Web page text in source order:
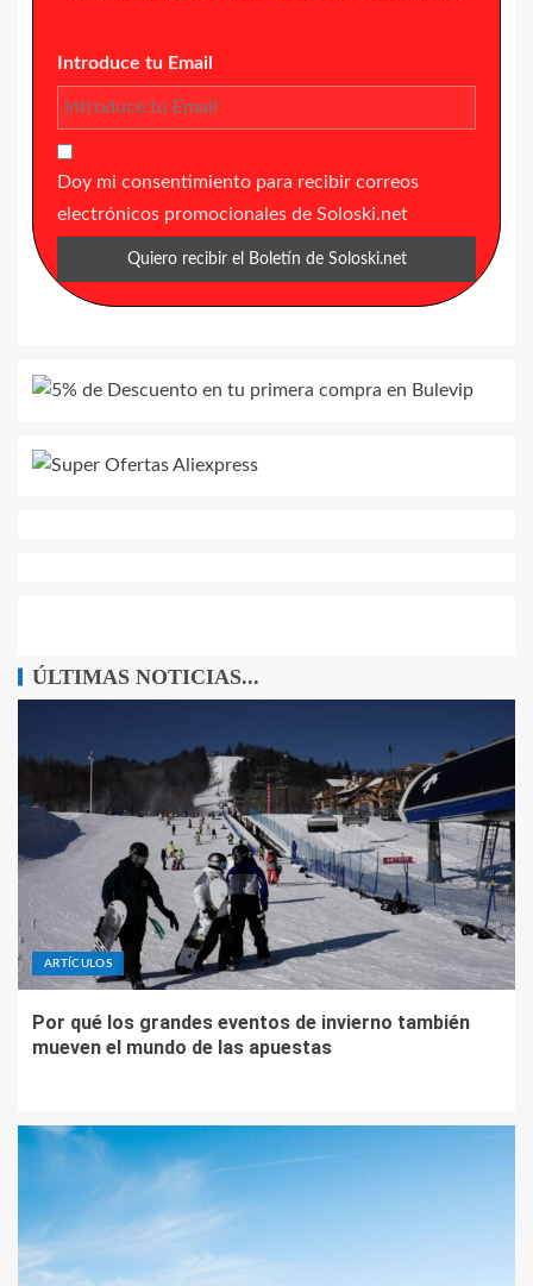
Introduce tu Email
Doy mi consentimiento para recibir correos
electrónicos promocionales de Soloski.net
ÚLTIMAS NOTICIAS...
ARTÍCULOS
Por qué los grandes eventos de invierno también
mueven el mundo de las apuestas